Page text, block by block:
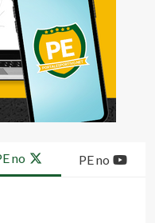
no PE no